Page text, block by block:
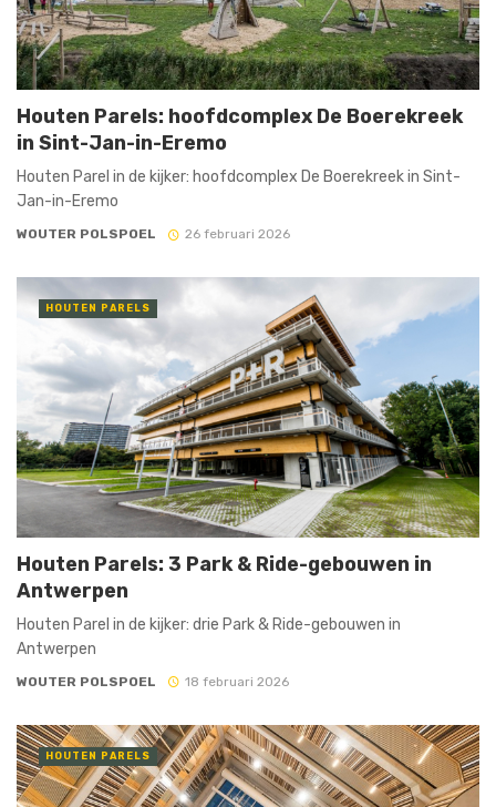
Houten Parels: hoofdcomplex De Boerekreek
in Sint-Jan-in-Eremo
Houten Parel in de kijker: hoofdcomplex De Boerekreek in Sint-
Jan-in-Eremo
WOUTER POLSPOEL 26 februari 2026
HOUTEN PARELS
Houten Parels: 3 Park & Ride-gebouwen in
Antwerpen
Houten Parel in de kijker: drie Park & Ride-gebouwen in
Antwerpen
WOUTER POLSPOEL 18 februari 2026
HOUTEN PARELS